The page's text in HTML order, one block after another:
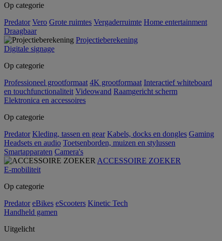
Op categorie
Predator Vero Grote ruimtes Vergaderruimte Home entertainment
Draagbaar
Projectieberekening
Digitale signage
Op categorie
Professioneel grootformaat 4K grootformaat Interactief whiteboard
en touchfunctionaliteit Videowand Raamgericht scherm
Elektronica en accessoires
Op categorie
Predator Kleding, tassen en gear Kabels, docks en dongles Gaming
Headsets en audio Toetsenborden, muizen en stylussen
Smartapparaten Camera's
ACCESSOIRE ZOEKER
E-mobiliteit
Op categorie
Predator eBikes eScooters Kinetic Tech
Handheld gamen
Uitgelicht